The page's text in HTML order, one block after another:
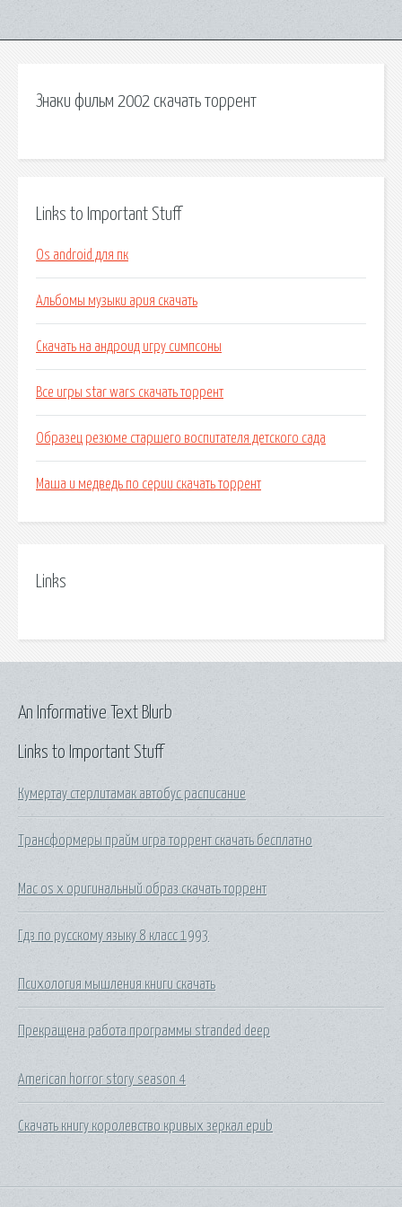
Знаки фильм 2002 скачать торрент
Links to Important Stuff
Os android для пк
Альбомы музыки ария скачать
Скачать на андроид игру симпсоны
Все игры star wars скачать торрент
Образец резюме старшего воспитателя детского сада
Маша и медведь по серии скачать торрент
Links
Links to Important Stuff
Кумертау стерлитамак автобус расписание
Трансформеры прайм игра торрент скачать бесплатно
Mac os x оригинальный образ скачать торрент
Гдз по русскому языку 8 класс 1993
Психология мышления книги скачать
Прекращена работа программы stranded deep
American horror story season 4
Скачать книгу королевство кривых зеркал epub
An Informative Text Blurb